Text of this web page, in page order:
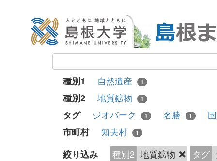
種別1 自然遺産 1
種別2 地質鉱物 1
タグ ジオパーク 1 名勝 1
市町村
知夫村 1
絞り込み 種別2 地質鉱物 タグ